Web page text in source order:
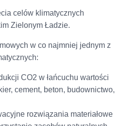
celów klimatycznych
Zielonym Ładzie.
w co najmniej jednym z
CO2 w łańcuchu wartości
cement, beton, budownictwo,
rozwiązania materiałowe